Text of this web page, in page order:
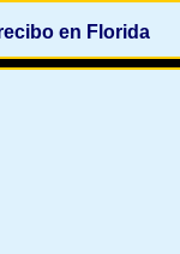
en Florida